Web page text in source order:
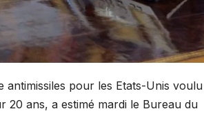
antimissiles pour les Etats-Unis
20 ans, a estimé mardi le Bureau du